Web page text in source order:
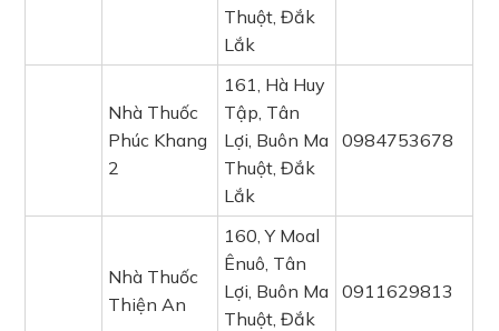
Thuột, Đắk
Lắk
Nhà Thuốc
Phúc Khang
2
161, Hà Huy
Tập, Tân
Lợi, Buôn Ma
Thuột, Đắk
Lắk
0984753678
Nhà Thuốc
Thiện An
160, Y Moal
Ênuô, Tân
Lợi, Buôn Ma
Thuột, Đắk
0911629813